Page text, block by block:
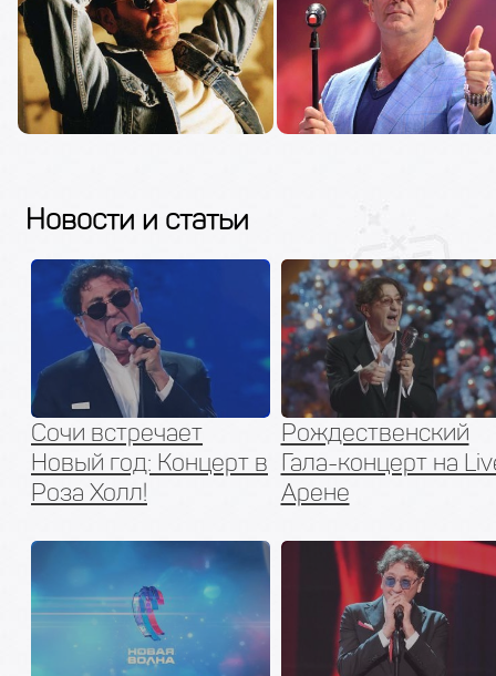
Новости и статьи
Сочи встречает
Новый год: Концерт в
Роза Холл!
Рождественский
Гала-концерт на
Арене